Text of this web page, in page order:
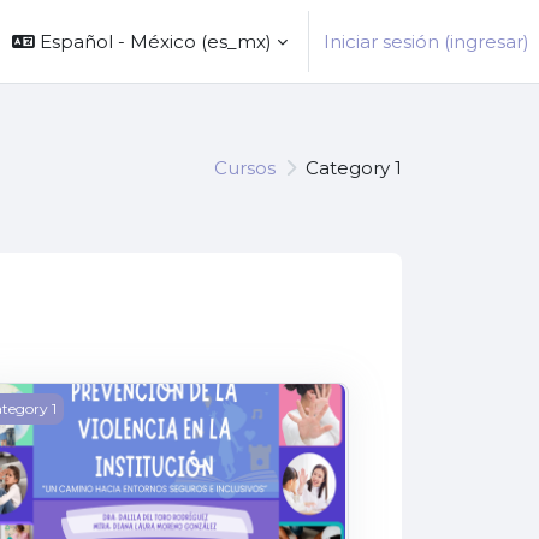
Español - México ‎(es_mx)‎ Iniciar sesión (ingresar)
Cursos Category 1
PROFESIONALDE LA VIOLENCIA EN LA INSTITUCION
1